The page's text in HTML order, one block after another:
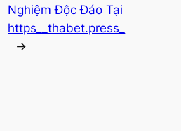
Nghiệm Độc Đáo Tại
https__thabet.press_
→